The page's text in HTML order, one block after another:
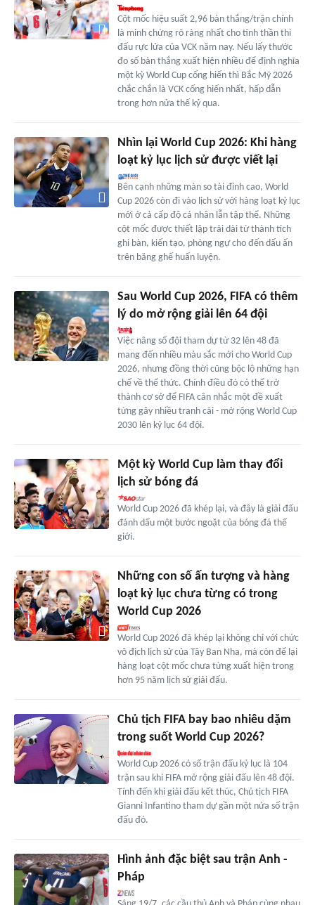
Cột mốc hiệu suất 2,96 bàn thắng/trận chính
là minh chứng rõ ràng nhất cho tinh thần thi
đấu rực lửa của VCK năm nay. Nếu lấy thước
đo số bàn thắng xuất hiện nhiều để định nghĩa
một kỳ World Cup cống hiến thì Bắc Mỹ 2026
chắc chắn là VCK cống hiến nhất, hấp dẫn
trong hơn nửa thế kỷ qua.
Nhìn lại World Cup 2026: Khi hàng
loạt kỷ lục lịch sử được viết lại
Bên cạnh những màn so tài đỉnh cao, World
Cup 2026 còn đi vào lịch sử với hàng loạt kỷ lục
mới ở cả cấp độ cá nhân lẫn tập thể. Những
cột mốc được thiết lập trải dài từ thành tích
ghi bàn, kiến tạo, phòng ngự cho đến dấu ấn
trên băng ghế huấn luyện.
Sau World Cup 2026, FIFA có thêm
lý do mở rộng giải lên 64 đội
Việc nâng số đội tham dự từ 32 lên 48 đã
mang đến nhiều màu sắc mới cho World Cup
2026, nhưng đồng thời cũng bộc lộ những hạn
chế về thể thức. Chính điều đó có thể trở
thành cơ sở để FIFA cân nhắc một đề xuất
từng gây nhiều tranh cãi - mở rộng World Cup
2030 lên kỷ lục 64 đội.
Một kỳ World Cup làm thay đổi
lịch sử bóng đá
World Cup 2026 đã khép lại, và đây là giải đấu
đánh dấu một bước ngoặt của bóng đá thế
giới.
Những con số ấn tượng và hàng
loạt kỷ lục chưa từng có trong
World Cup 2026
World Cup 2026 đã khép lại không chỉ với chức
vô địch lịch sử của Tây Ban Nha, mà còn để lại
hàng loạt cột mốc chưa từng xuất hiện trong
hơn 95 năm lịch sử giải đấu.
Chủ tịch FIFA bay bao nhiêu dặm
trong suốt World Cup 2026?
World Cup 2026 có số trận đấu kỷ lục là 104
trận sau khi FIFA mở rộng giải đấu lên 48 đội.
Tính đến khi giải đấu kết thúc, Chủ tịch FIFA
Gianni Infantino tham dự gần một nửa số trận
đấu đó.
Hình ảnh đặc biệt sau trận Anh -
Pháp